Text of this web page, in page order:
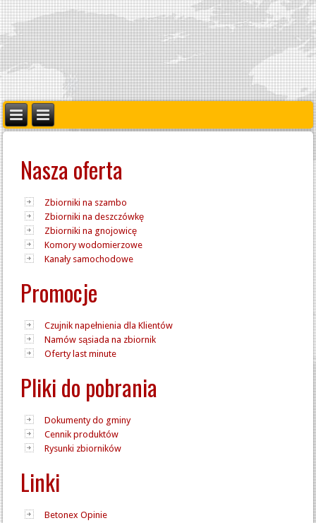
Nasza oferta
Zbiorniki na szambo
Zbiorniki na deszczówkę
Zbiorniki na gnojowicę
Komory wodomierzowe
Kanały samochodowe
Promocje
Czujnik napełnienia dla Klientów
Namów sąsiada na zbiornik
Oferty last minute
Pliki do pobrania
Dokumenty do gminy
Cennik produktów
Rysunki zbiorników
Linki
Betonex Opinie